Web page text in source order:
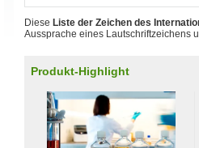
Diese Liste der Zeichen des
Aussprache eines Lautschriftzeichens
Produkt-Highlight